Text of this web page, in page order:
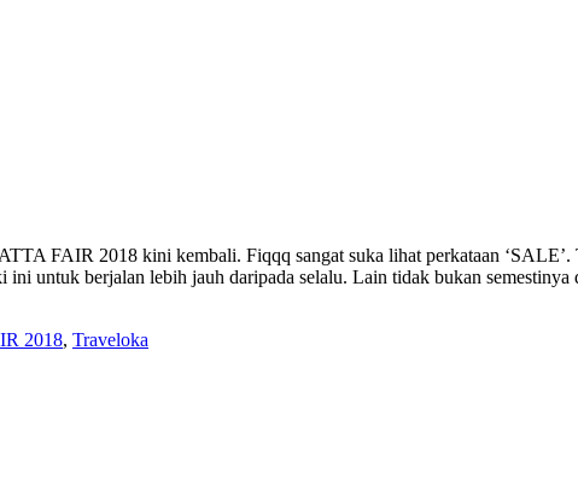
FAIR 2018 kini kembali. Fiqqq sangat suka lihat perkataan ‘SALE’.
untuk berjalan lebih jauh daripada selalu. Lain tidak bukan
2018, Traveloka